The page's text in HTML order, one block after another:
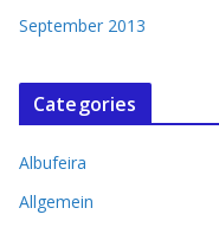
September 2013
Categories
Albufeira
Allgemein